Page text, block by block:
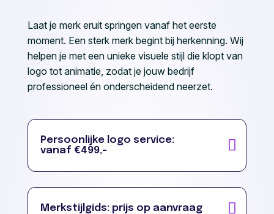
Laat je merk eruit springen vanaf het eerste
moment. Een sterk merk begint bij herkenning. Wij
helpen je met een unieke visuele stijl die klopt van
logo tot animatie, zodat je jouw bedrijf
professioneel én onderscheidend neerzet.
Persoonlijke logo service:
vanaf €499,-
Merkstijlgids: prijs op aanvraag